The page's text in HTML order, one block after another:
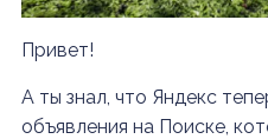
Привет!
А ты знал, что Яндекс
объявления на Поиске,